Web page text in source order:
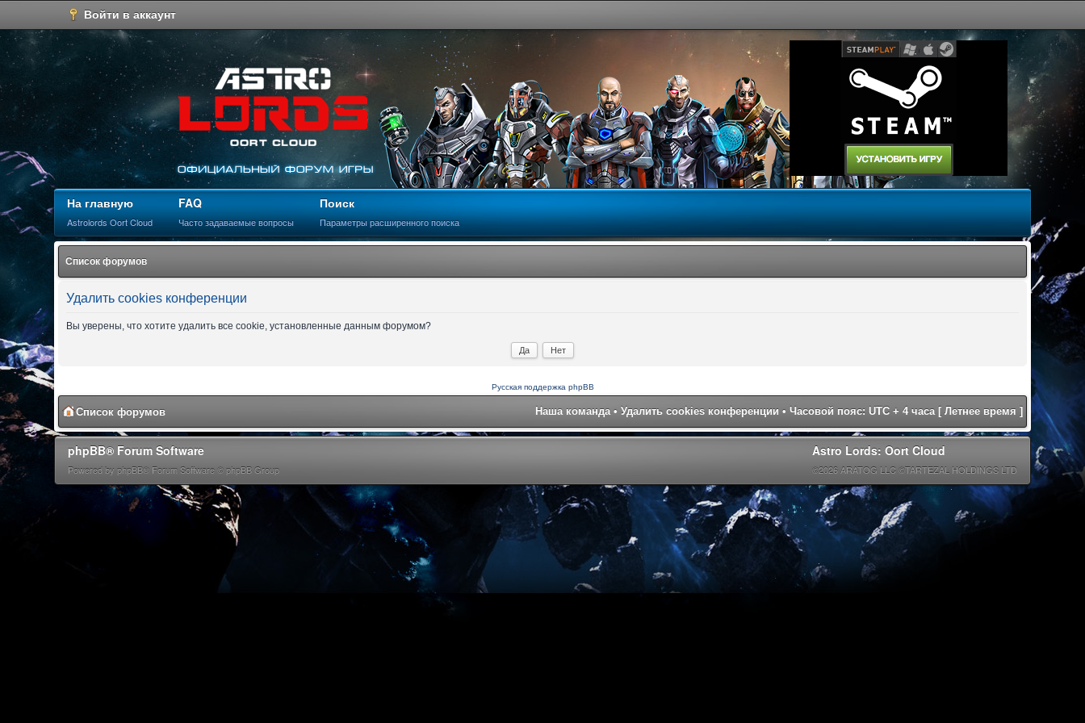
Войти в аккаунт
На главную
Astrolords Oort Cloud
FAQ
Часто задаваемые вопросы
Поиск
Параметры расширенного поиска
Список форумов
Удалить cookies конференции
Вы уверены, что хотите удалить все cookie, установленные данным форумом?
Русская поддержка phpBB
Список форумов Наша команда• Удалить cookies конференции • Часовой пояс: UTC + 4 часа [ Летнее время ]
phpBB® Forum Software
Powered by phpBB® Forum Software © phpBB Group
Astro Lords: Oort Cloud
©2026 ARATOG LLC ©TARTEZAL HOLDINGS LTD